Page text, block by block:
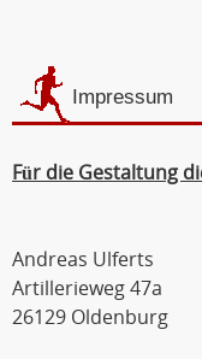
Impressum
Für die Gestaltung
Andreas Ulferts
Artillerieweg 47a
26129 Oldenburg